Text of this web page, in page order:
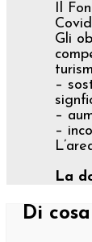
Il
Gli
–
–
–
La
Di